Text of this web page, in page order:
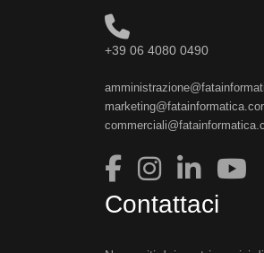
+39 06 4080 0490
Contattaci